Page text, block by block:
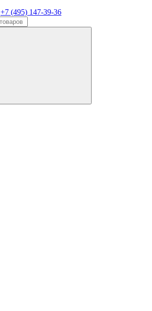
+7 (495) 147-39-36